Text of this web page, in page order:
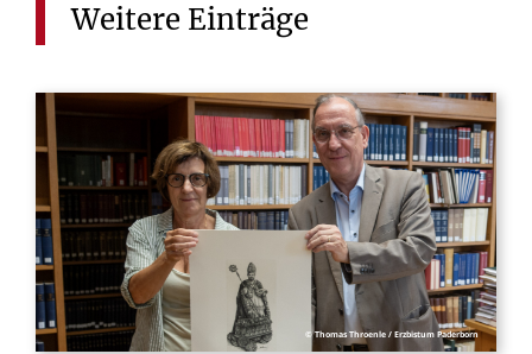
Weitere Einträge
© Thomas Throenle / Erzbistum Paderborn